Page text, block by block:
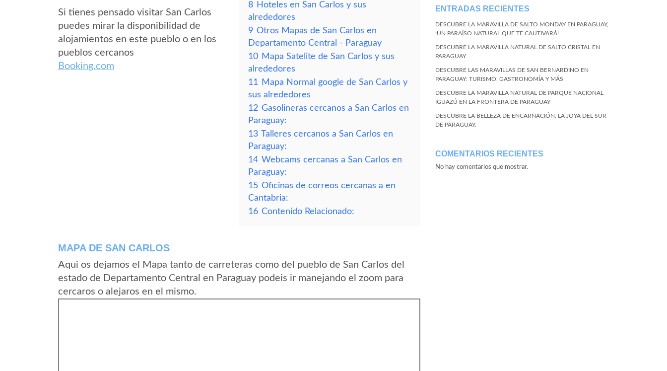
Si tienes pensado visitar San Carlos
puedes mirar la disponibilidad de
alojamientos en este pueblo o en los
pueblos cercanos
Booking.com
8 Hoteles en San Carlos y sus
alrededores
9 Otros Mapas de San Carlos en
Departamento Central - Paraguay
10 Mapa Satelite de San Carlos y sus
alrededores
11
Mapa Normal google de San Carlos y
sus alrededores
12 Gasolineras cercanos a San Carlos en
Paraguay:
13 Talleres cercanos a San Carlos en
Paraguay:
14 Webcams cercanas a San Carlos en
Paraguay:
15 Oficinas de correos cercanas a en
Cantabria:
16 Contenido Relacionado:
MAPA DE SAN CARLOS
Aqui os dejamos el Mapa tanto de carreteras como del pueblo de San Carlos del
estado de Departamento Central en Paraguay podeis ir manejando el zoom para
cercaros o alejaros en el mismo.
ENTRADAS RECIENTES
DESCUBRE LA MARAVILLA DE SALTO MONDAY EN PARAGUAY,
¡UN PARAÍSO NATURAL QUE TE CAUTIVARÁ!
DESCUBRE LA MARAVILLA NATURAL DE SALTO CRISTAL EN
PARAGUAY
DESCUBRE LAS MARAVILLAS DE SAN BERNARDINO EN
PARAGUAY: TURISMO, GASTRONOMÍA Y MÁS
DESCUBRE LA MARAVILLA NATURAL DE PARQUE NACIONAL
IGUAZÚ EN LA FRONTERA DE PARAGUAY
DESCUBRE LA BELLEZA DE ENCARNACIÓN, LA JOYA DEL SUR
DE PARAGUAY.
COMENTARIOS RECIENTES
No hay comentarios que mostrar.